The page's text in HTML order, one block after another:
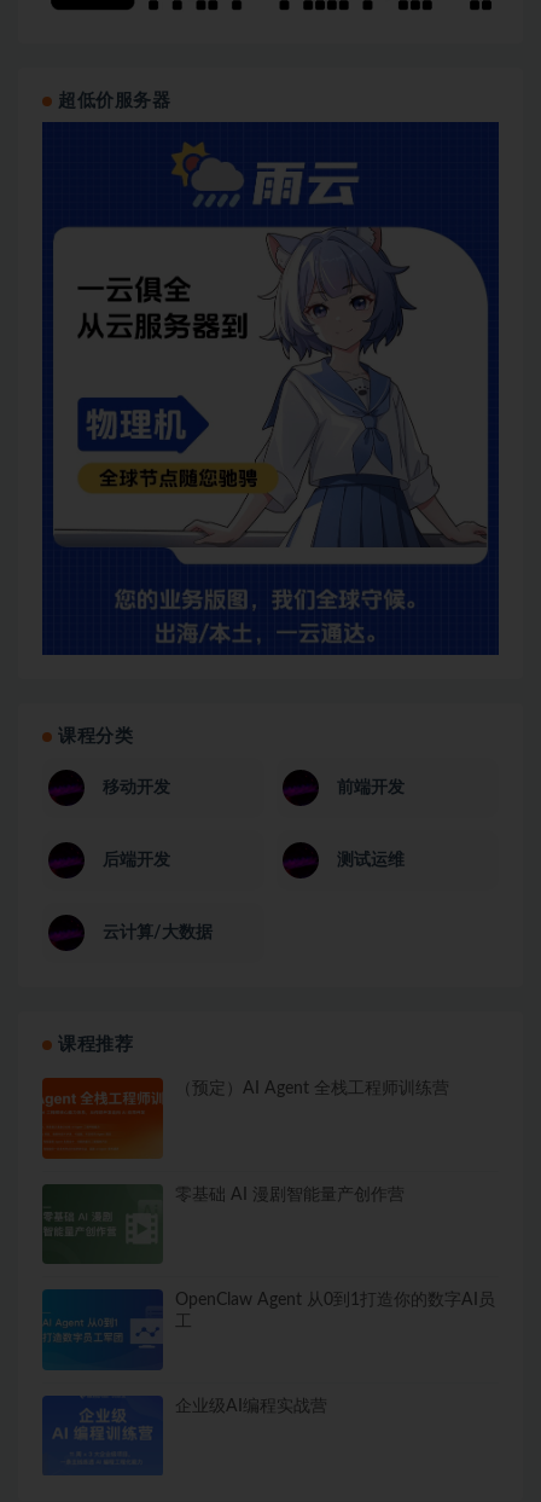
超低价服务器
课程分类
移动开发 前端开发
后端开发 测试运维
云计算/大数据
课程推荐
（预定）AI Agent 全栈工程师训练营
零基础 AI 漫剧智能量产创作营
OpenClaw Agent 从0到1打造你的数字AI员
工
企业级AI编程实战营